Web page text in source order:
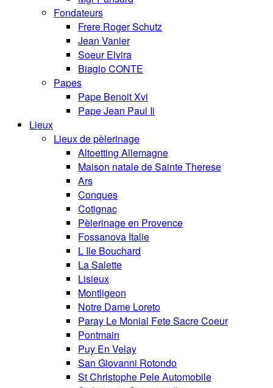
Fondateurs
Frere Roger Schutz
Jean Vanier
Soeur Elvira
Biagio CONTE
Papes
Pape Benoit Xvi
Pape Jean Paul Ii
Lieux
Lieux de pèlerinage
Altoetting Allemagne
Maison natale de Sainte Therese
Ars
Conques
Cotignac
Pèlerinage en Provence
Fossanova Italie
L Ile Bouchard
La Salette
Lisieux
Montligeon
Notre Dame Loreto
Paray Le Monial Fete Sacre Coeur
Pontmain
Puy En Velay
San Giovanni Rotondo
St Christophe Pele Automobile